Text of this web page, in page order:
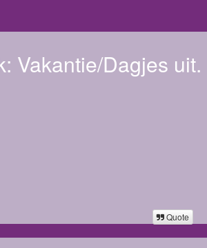
Vakantie/Dagjes uit.
Quote